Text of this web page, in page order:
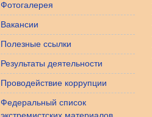
Фотогалерея
Вакансии
Полезные ссылки
Результаты деятельности
Проводействие коррупции
Федеральный список